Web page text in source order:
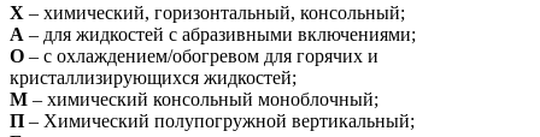
Х – химический, горизонтальный, консольный;
А – для жидкостей с абразивными включениями;
О – с охлаждением/обогревом для горячих и
кристаллизирующихся жидкостей;
М – химический консольный моноблочный;
П – Химический полупогружной вертикальный;